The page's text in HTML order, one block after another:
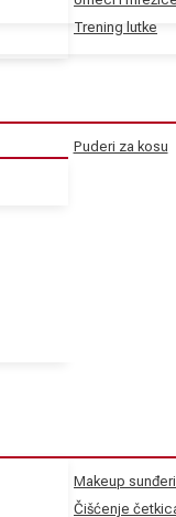
Puderi za kosu
Trening lutke
Makeup sunđeri
Čišćenje